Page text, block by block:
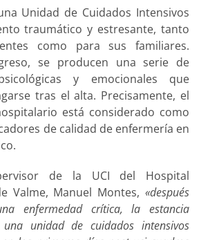
Unidad de Cuidados Intensivos
traumático y estresante, tanto
como para sus familiares.
se producen una serie de
y emocionales que
tras el alta. Precisamente, el
está considerado como
de calidad de enfermería en
de la UCI del Hospital
Valme, Manuel Montes, «después
enfermedad crítica, la estancia
unidad de cuidados intensivos